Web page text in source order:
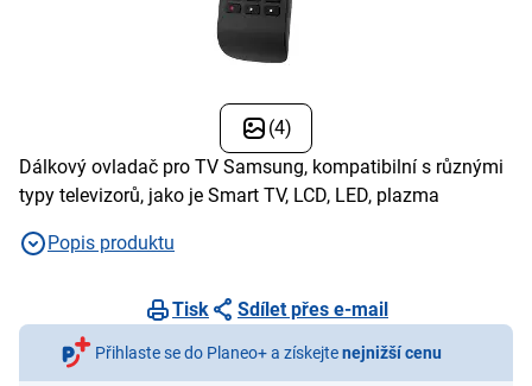
(4)
Dálkový ovladač pro TV Samsung, kompatibilní s různými
typy televizorů, jako je Smart TV, LCD, LED, plazma
Popis produktu
Tisk Sdílet přes e-mail
Přihlaste se do Planeo+ a získejtenejnižší cenu